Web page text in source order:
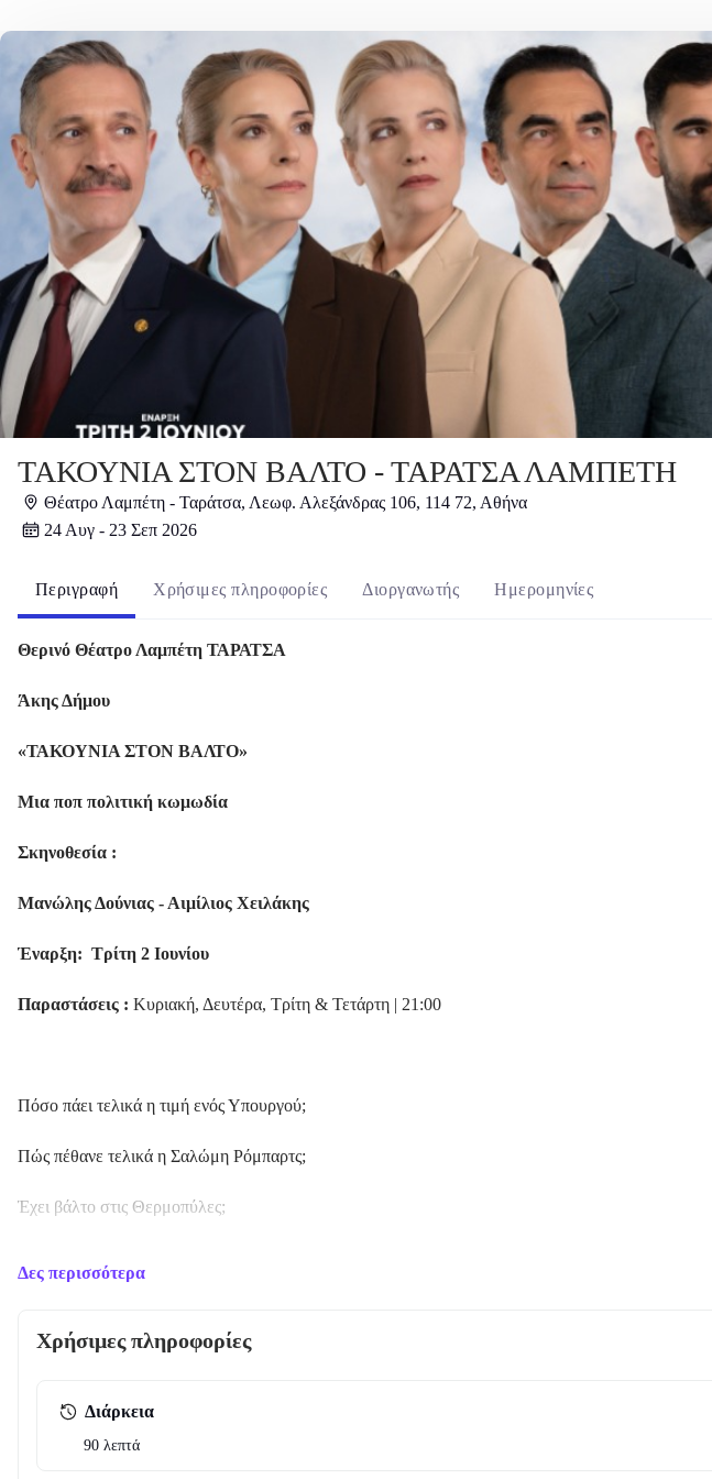
ΤΑΚΟΥΝΙΑ ΣΤΟΝ ΒΑΛΤΟ - ΤΑΡΑΤΣΑ ΛΑΜΠΕΤΗ
Θέατρο Λαμπέτη - Ταράτσα, Λεωφ. Αλεξάνδρας 106, 114 72, Αθήνα
24 Αυγ - 23 Σεπ 2026
Περιγραφή Χρήσιμες πληροφορίες Διοργανωτής Ημερομηνίες
Θερινό Θέατρο Λαμπέτη ΤΑΡΑΤΣΑ
Άκης Δήμου
«ΤΑΚΟΥΝΙΑ ΣΤΟΝ ΒΑΛΤΟ»
Μια ποπ πολιτική κωμωδία
Σκηνοθεσία :
Μανώλης Δούνιας - Αιμίλιος Χειλάκης
Έναρξη: Τρίτη 2 Ιουνίου
Παραστάσεις : Κυριακή, Δευτέρα, Τρίτη & Τετάρτη | 21:00
Πόσο πάει τελικά η τιμή ενός Υπουργού;
Πώς πέθανε τελικά η Σαλώμη Ρόμπαρτς;
Έχει βάλτο στις Θερμοπύλες;
του Θεάτρου Λαμπέτη. Τη σκηνοθεσία υπογράφουν ο Μανώλης Δούνιας και ο Αιμίλιος Χειλάκης.
Δημήτρης Φιλιππίδης.
Δες περισσότερα
Χρήσιμες πληροφορίες
Διάρκεια
90 λεπτά